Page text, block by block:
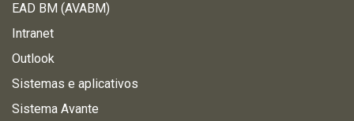
EAD BM (AVABM)
Intranet
Outlook
Sistemas e aplicativos
Sistema Avante